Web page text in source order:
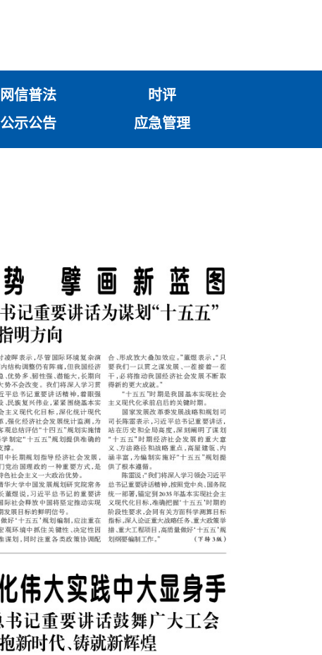
网信普法
时评
公示公告
应急管理